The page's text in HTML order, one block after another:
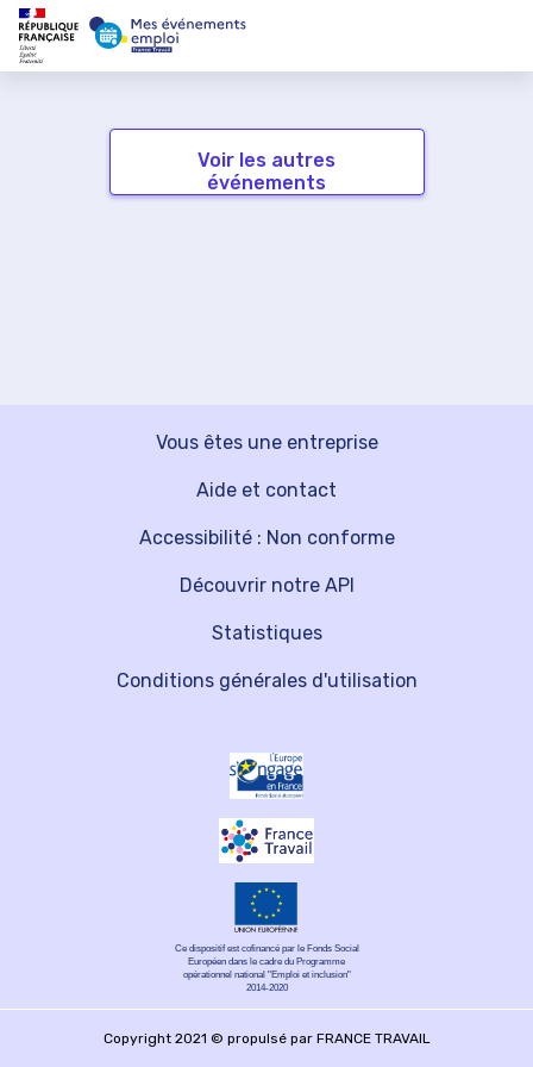
Voir les autres
événements
Vous êtes une entreprise
Découvrir notre API
Aide et contact
Statistiques
Accessibilité : Non conforme
Conditions générales d'utilisation
Ce dispositif est cofinancé par le Fonds Social
Européen dans le cadre du Programme
opérationnel national "Emploi et inclusion"
2014-2020
Copyright 2021 © propulsé par FRANCE TRAVAIL